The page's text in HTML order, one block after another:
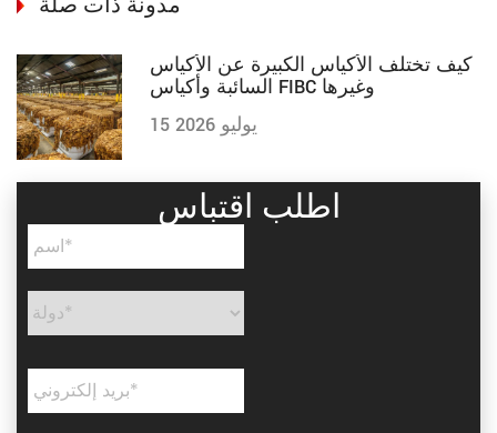
مدونة ذات صلة
كيف تختلف الأكياس الكبيرة عن الأكياس
السائبة وأكياس FIBC وغيرها
15 يوليو 2026
اطلب اقتباس